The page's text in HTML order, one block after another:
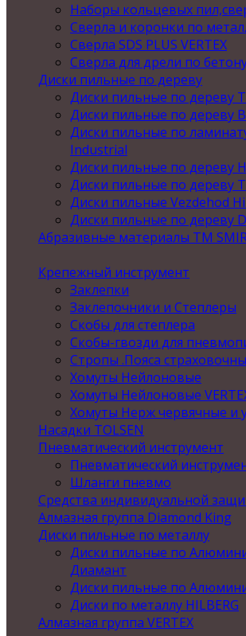
Наборы кольцевых
Сверла и коронки по
Сверла SDS PLUS VERTEX
Сверла для дрели по
Диски пильные по дереву
Диски пильные по дереву
Диски пильные по дереву
Диски пильные по
Industrial
Диски пильные по дереву
Диски пильные по дереву
Диски пильные Vezdehod
Диски пильные по дереву
Абразивные материалы ТМ
Крепежный инструмент
Заклепки
Заклепочники и Степлеры
Скобы для степлера
Скобы-гвозди для
Стропы .Пояса
Хомуты Нейлоновые
Хомуты Нейлоновые
Хомуты Нерж червячные и
Насадки TOLSEN
Пневматический инструмент
Пневматический
Шланги пневмо
Средства индивидуальной
Алмазная группа Diamond King
Диски пильные по металлу
Диски пильные по
Диамант
Диски пильные по
Диски по металлу HILBERG
Алмазная группа VERTEX